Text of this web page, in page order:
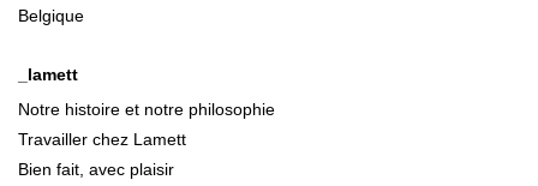
Belgique
_lamett
Notre histoire et notre philosophie
Travailler chez Lamett
Bien fait, avec plaisir